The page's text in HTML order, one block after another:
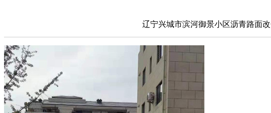
辽宁兴城市滨河御景小区沥青路面